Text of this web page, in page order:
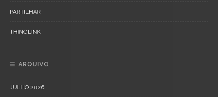
PARTILHAR
THINGLINK
ARQUIVO
JULHO 2026